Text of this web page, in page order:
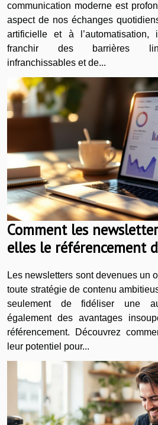
communication moderne est
aspect de nos échanges
artificielle et à
franchir des barrières
infranchissables et de...
Comment les
elles le référencement
Les newsletters sont devenues un
toute stratégie de contenu
seulement de fidéliser une
également des avantages
référencement. Découvrez
leur potentiel pour...